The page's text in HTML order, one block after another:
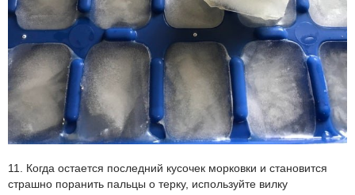
11. Когда остается последний кусочек морковки и становится
страшно поранить пальцы о терку, используйте вилку